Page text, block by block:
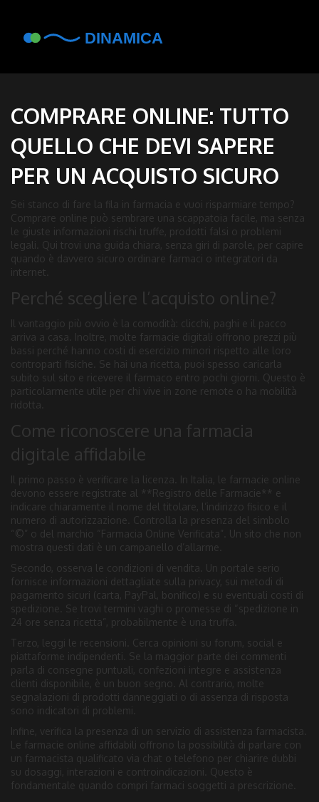
COMPRARE ONLINE: TUTTO
QUELLO CHE DEVI SAPERE
PER UN ACQUISTO SICURO
Sei stanco di fare la fila in farmacia e vuoi risparmiare tempo?
Comprare online può sembrare una scappatoia facile, ma senza
le giuste informazioni rischi truffe, prodotti falsi o problemi
legali. Qui trovi una guida chiara, senza giri di parole, per capire
quando è davvero sicuro ordinare farmaci o integratori da
internet.
Perché scegliere l’acquisto online?
Il vantaggio più ovvio è la comodità: clicchi, paghi e il pacco
arriva a casa. Inoltre, molte farmacie digitali offrono prezzi più
bassi perché hanno costi di esercizio minori rispetto alle loro
controparti fisiche. Se hai una ricetta, puoi spesso caricarla
subito sul sito e ricevere il farmaco entro pochi giorni. Questo è
particolarmente utile per chi vive in zone remote o ha mobilità
ridotta.
Come riconoscere una farmacia
digitale affidabile
Il primo passo è verificare la licenza. In Italia, le farmacie online
devono essere registrate al **Registro delle Farmacie** e
indicare chiaramente il nome del titolare, l’indirizzo fisico e il
numero di autorizzazione. Controlla la presenza del simbolo
“©” o del marchio “Farmacia Online Verificata”. Un sito che non
mostra questi dati è un campanello d’allarme.
Secondo, osserva le condizioni di vendita. Un portale serio
fornisce informazioni dettagliate sulla privacy, sui metodi di
pagamento sicuri (carta, PayPal, bonifico) e su eventuali costi di
spedizione. Se trovi termini vaghi o promesse di “spedizione in
24 ore senza ricetta”, probabilmente è una truffa.
Terzo, leggi le recensioni. Cerca opinioni su forum, social e
piattaforme indipendenti. Se la maggior parte dei commenti
parla di consegne puntuali, confezioni integre e assistenza
clienti disponibile, è un buon segno. Al contrario, molte
segnalazioni di prodotti danneggiati o di assenza di risposta
sono indicatori di problemi.
Infine, verifica la presenza di un servizio di assistenza farmacista.
Le farmacie online affidabili offrono la possibilità di parlare con
un farmacista qualificato via chat o telefono per chiarire dubbi
su dosaggi, interazioni e controindicazioni. Questo è
fondamentale quando compri farmaci soggetti a prescrizione.